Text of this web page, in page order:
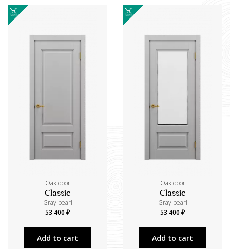
Oak door
Classic
Gray pearl
53 400 ₽
Add to cart
Oak door
Classic
Gray pearl
53 400 ₽
Add to cart